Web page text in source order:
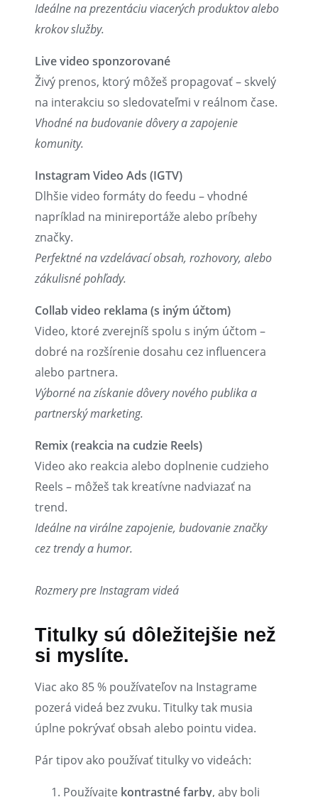
Ideálne na prezentáciu viacerých produktov alebo
krokov služby.
Live video sponzorované
Živý prenos, ktorý môžeš propagovať – skvelý
na interakciu so sledovateľmi v reálnom čase.
Vhodné na budovanie dôvery a zapojenie
komunity.
Instagram Video Ads (IGTV)
Dlhšie video formáty do feedu – vhodné
napríklad na minireportáže alebo príbehy
značky.
Perfektné na vzdelávací obsah, rozhovory, alebo
zákulisné pohľady.
Collab video reklama (s iným účtom)
Video, ktoré zverejníš spolu s iným účtom –
dobré na rozšírenie dosahu cez influencera
alebo partnera.
Výborné na získanie dôvery nového publika a
partnerský marketing.
Remix (reakcia na cudzie Reels)
Video ako reakcia alebo doplnenie cudzieho
Reels – môžeš tak kreatívne nadviazať na
trend.
Ideálne na virálne zapojenie, budovanie značky
cez trendy a humor.
Rozmery pre Instagram videá
Titulky sú dôležitejšie než
si myslíte.
Viac ako 85 % používateľov na Instagrame
pozerá videá bez zvuku. Titulky tak musia
úplne pokrývať obsah alebo pointu videa.
Pár tipov ako používať titulky vo videách:
Používajte kontrastné farby, aby boli